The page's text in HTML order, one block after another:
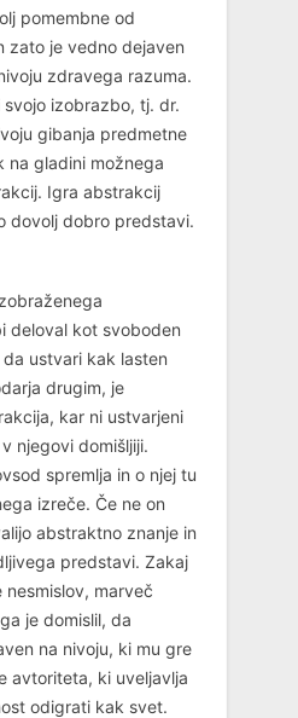
pomembne od
zato je vedno dejaven
zdravega razuma.
izobrazbo, tj. dr.
gibanja predmetne
na gladini možnega
Igra abstrakcij
dovolj dobro predstavi.
deloval kot svoboden
ustvari kak lasten
drugim, je
kar ni ustvarjeni
njegovi domišljiji.
spremlja in o njej tu
izreče. Če ne on
abstraktno znanje in
predstavi. Zakaj
marveč
je domislil, da
na nivoju, ki mu gre
avtoriteta, ki uveljavlja
odigrati kak svet.